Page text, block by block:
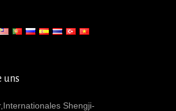
uns
Shengji-